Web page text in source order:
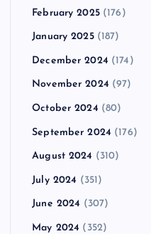
February 2025(176)
January 2025(187)
December 2024 (174)
November 2024 (97)
October 2024 (80)
September 2024 (176)
August 2024 (310)
July 2024 (351)
June 2024 (307)
May 2024 (352)